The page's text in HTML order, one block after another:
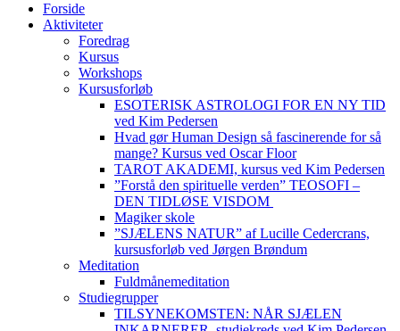
Forside
Aktiviteter
Foredrag
Kursus
Workshops
Kursusforløb
ESOTERISK ASTROLOGI FOR EN NY TID
ved Kim Pedersen
Hvad gør Human Design så fascinerende for så
mange? Kursus ved Oscar Floor
TAROT AKADEMI, kursus ved Kim Pedersen
”Forstå den spirituelle verden” TEOSOFI –
DEN TIDLØSE VISDOM
Magiker skole
”SJÆLENS NATUR” af Lucille Cedercrans,
kursusforløb ved Jørgen Brøndum
Meditation
Fuldmånemeditation
Studiegrupper
TILSYNEKOMSTEN: NÅR SJÆLEN